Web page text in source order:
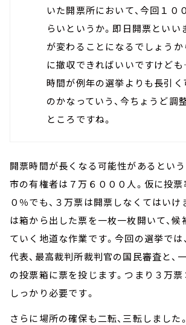
いた開票所において、今回１０
らいというか。即日開票といい
が変わることになるでしょうか
に撤収できればいいですけど
時間が例年の選挙よりも長引
のかなっていう、今ちょうど調
ところですね。
開票時間が長くなる可能性があるとい
市の有権者は７万６０００人。仮に投票
０％でも、３万票は開票しなくてはいけ
は箱から出した票を一枚一枚開いて、
ていく地道な作業です。今回の選挙では
代表、最高裁判所裁判官の国民審査と、
の投票箱に票を投じます。つまり３万
しっかり必要です。
さらに場所の確保も二転、三転しました